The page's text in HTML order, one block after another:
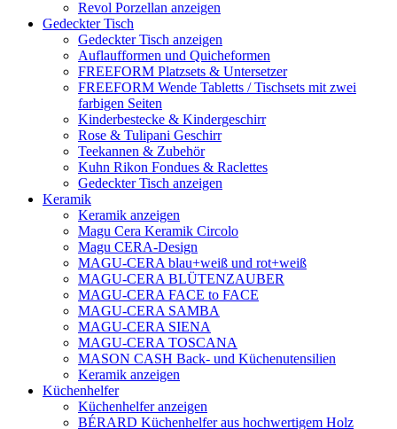
Revol Porzellan anzeigen
Gedeckter Tisch
Gedeckter Tisch anzeigen
Auflaufformen und Quicheformen
FREEFORM Platzsets & Untersetzer
FREEFORM Wende Tabletts / Tischsets mit zwei
farbigen Seiten
Kinderbestecke & Kindergeschirr
Rose & Tulipani Geschirr
Teekannen & Zubehör
Kuhn Rikon Fondues & Raclettes
Gedeckter Tisch anzeigen
Keramik
Keramik anzeigen
Magu Cera Keramik Circolo
Magu CERA-Design
MAGU-CERA blau+weiß und rot+weiß
MAGU-CERA BLÜTENZAUBER
MAGU-CERA FACE to FACE
MAGU-CERA SAMBA
MAGU-CERA SIENA
MAGU-CERA TOSCANA
MASON CASH Back- und Küchenutensilien
Keramik anzeigen
Küchenhelfer
Küchenhelfer anzeigen
BÉRARD Küchenhelfer aus hochwertigem Holz